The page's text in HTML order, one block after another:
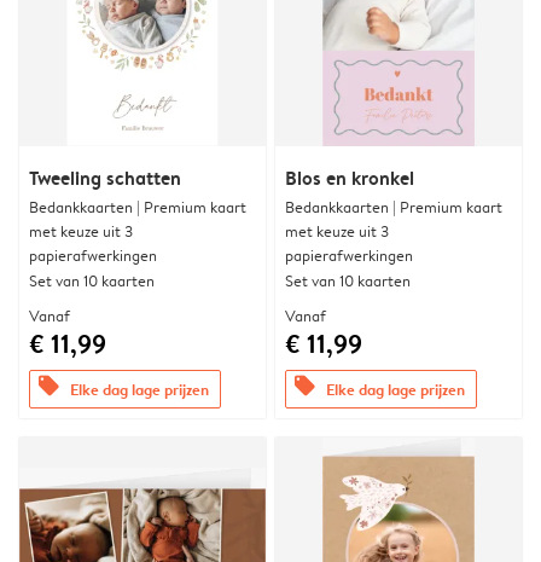
Tweeling schatten
Bedankkaarten | Premium kaart
met keuze uit 3
papierafwerkingen
Set van 10 kaarten
Vanaf
€ 11,99
offers Elke dag lage prijzen
Blos en kronkel
Bedankkaarten | Premium kaart
met keuze uit 3
papierafwerkingen
Set van 10 kaarten
Vanaf
€ 11,99
offers Elke dag lage prijzen